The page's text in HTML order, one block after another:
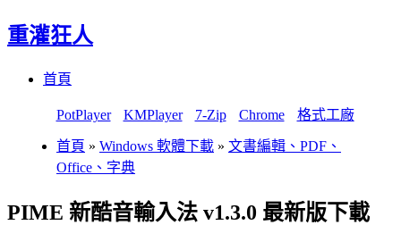
重灌狂人
首頁
PotPlayer KMPlayer 7-Zip Chrome 格式工廠
首頁 » Windows 軟體下載 » 文書編輯、PDF、
Office、字典
PIME 新酷音輸入法 v1.3.0 最新版下載